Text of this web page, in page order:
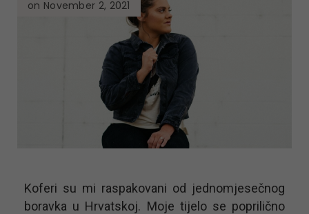
on November 2, 2021
Koferi su mi raspakovani od jednomjesečnog
boravka u Hrvatskoj. Moje tijelo se poprilično